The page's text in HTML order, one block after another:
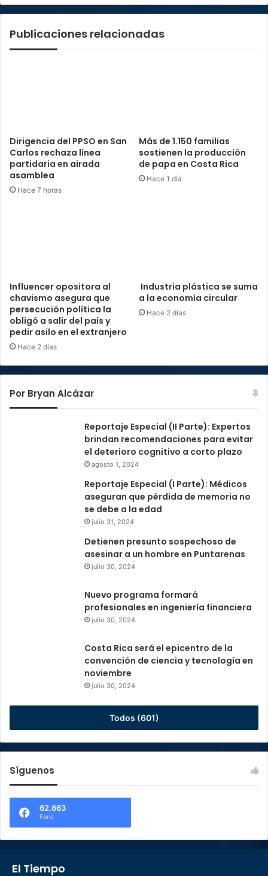
Publicaciones relacionadas
Dirigencia del PPSO en San
Carlos rechaza línea
partidaria en airada
asamblea
Hace 7 horas
Más de 1.150 familias
sostienen la producción
de papa en Costa Rica
Hace 1 día
Influencer opositora al
chavismo asegura que
persecución política la
obligó a salir del país y
pedir asilo en el extranjero
Hace 2 días
Industria plástica se suma
a la economía circular
Hace 2 días
Por Bryan Alcázar
Reportaje Especial (II Parte): Expertos
brindan recomendaciones para evitar
el deterioro cognitivo a corto plazo
agosto 1, 2024
Reportaje Especial (I Parte): Médicos
aseguran que pérdida de memoria no
se debe a la edad
julio 31, 2024
Detienen presunto sospechoso de
asesinar a un hombre en Puntarenas
julio 30, 2024
Nuevo programa formará
profesionales en ingeniería financiera
julio 30, 2024
Costa Rica será el epicentro de la
convención de ciencia y tecnología en
noviembre
julio 30, 2024
Todos (601)
Síguenos
62.663
Fans
El Tiempo